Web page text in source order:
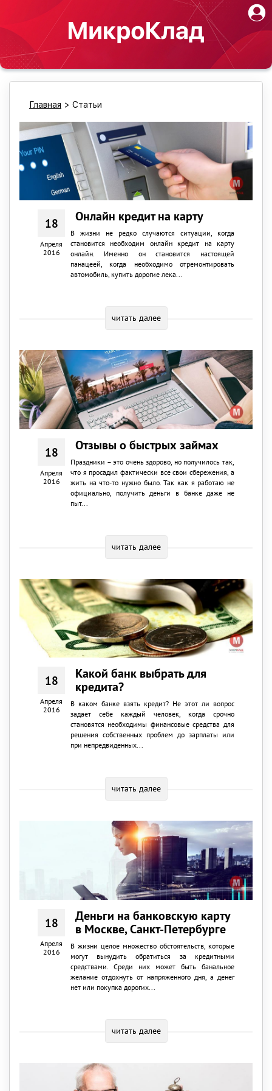
Главная > Статьи
18
Апреля
2016
Онлайн кредит на карту
В жизни не редко случаются ситуации, когда
становится необходим онлайн кредит на карту
онлайн. Именно он становится настоящей
панацеей, когда необходимо отремонтировать
автомобиль, купить дорогие лека...
читать далее
18
Апреля
2016
Отзывы о быстрых займах
Праздники – это очень здорово, но получилось так,
что я просадил фактически все свои сбережения, а
жить на что-то нужно было. Так как я работаю не
официально, получить деньги в банке даже не
пыт...
читать далее
18
Апреля
2016
Какой банк выбрать для
кредита?
В каком банке взять кредит? Не этот ли вопрос
задает себе каждый человек, когда срочно
становятся необходимы финансовые средства для
решения собственных проблем до зарплаты или
при непредвиденных...
читать далее
18
Апреля
2016
Деньги на банковскую карту
в Москве, Санкт-Петербурге
В жизни целое множество обстоятельств, которые
могут вынудить обратиться за кредитными
средствами. Среди них может быть банальное
желание отдохнуть от напряженного дня, а денег
нет или покупка дорогих...
читать далее